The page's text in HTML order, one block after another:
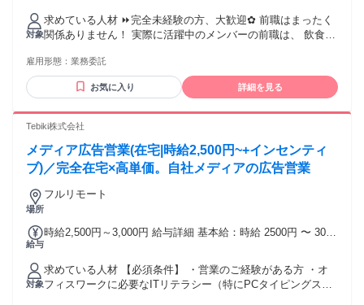
金額：なし 全員に一律で支払われるその他手当金額：なし 仲
介手数料売上（税別）の 50％の金額が報酬になります。
対象
求めている人材 ⏩完全未経験の方、大歓迎✿ 前職はまったく
関係ありません！ 実際に活躍中のメンバーの前職は、 飲食・
からの転職者も大歓迎✨ 未経験の方は恵比寿本社での2～3日
間の 研修からスタートします◎ ◆あると有利なスキル・経験
・不動産営業の経験 ・投資用物件・売買仲介の経験 ・宅地建
スピード感を持って成長したい ✔ 稼ぎたい理由が明確にある
い」という気持ちが強い ✔ 賃貸仲介営業からステップアップ
したい ✔ 買取・再販まで経験の幅を広げたい ✔ 独立・起業
内へのアクセスに抵抗が無い ＿＿＿＿＿＿＿＿＿＿＿＿＿＿
￣￣￣￣￣￣￣￣￣￣￣￣ 仲介営業にとどまらず、 買取・リ
ノベーション・再販まで 携われるのがアセットプランで働く
視野に 成長中なので、ゆくゆくはより大きな フィールドで活
躍するチャンスもあります。 独立を目指している方にとって
雇用形態： 業務委託
お気に入り 詳細を見る
Tebiki株式会社
メディア広告営業(在宅|時給2,500円~+インセンティ
ブ)／完全在宅×高単価。自社メディアの広告営業
場所
フルリモート
給与
時給2,500円～3,000円 給与詳細 基本給：時給 2500円 〜 3000
額に応じたインセンティブも別途支給いたします。 試用・研
修期間：3か月 試用・研修期間の条件：本採用と同じ 【勤務
形態】 勤務形態：シフト制
対象
求めている人材 【必須条件】 ・営業のご経験がある方 ・オ
フィスワークに必要なITリテラシー（特にPCタイピングスキ